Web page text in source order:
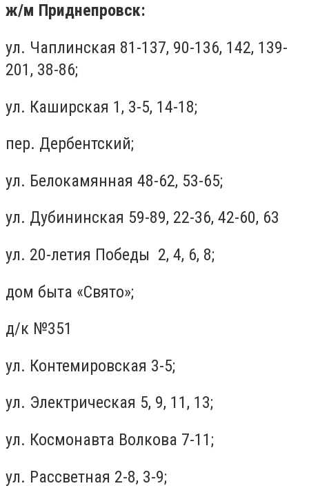
ж/м Приднепровск:
ул. Чаплинская 81-137, 90-136, 142, 139-
201, 38-86;
ул. Каширская 1, 3-5, 14-18;
пер. Дербентский;
ул. Белокамянная 48-62, 53-65;
ул. Дубининская 59-89, 22-36, 42-60, 63
ул. 20-летия Победы 2, 4, 6, 8;
дом быта «Свято»;
д/к №351
ул. Контемировская 3-5;
ул. Электрическая 5, 9, 11, 13;
ул. Космонавта Волкова 7-11;
ул. Рассветная 2-8, 3-9;